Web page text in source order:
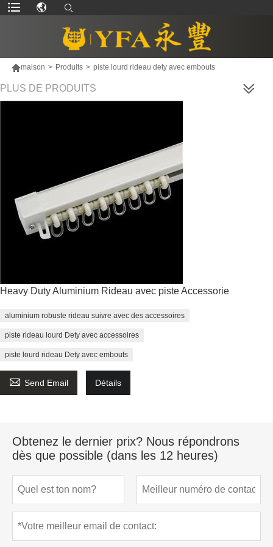
maison > Produits > piste lourd rideau dety avec embouts
PLUS DE PRODUITS
Heavy Duty Aluminium Rideau avec piste Accessorie
aluminium robuste rideau suivre avec des accessoires
piste rideau lourd Dety avec accessoires
piste lourd rideau Dety avec embouts
 Send Email Détails
Obtenez le dernier prix? Nous répondrons
dès que possible (dans les 12 heures)